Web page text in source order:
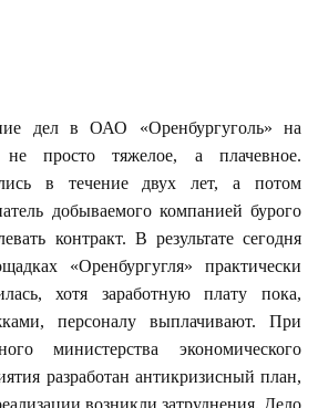
дел в ОАО «Оренбургуголь» на
просто тяжелое, а плачевное.
в течение двух лет, а потом
добываемого компанией бурого
контракт. В результате сегодня
«Оренбургугля» практически
хотя заработную плату пока,
персоналу выплачивают. При
министерства экономического
разработан антикризисный план,
возникли затруднения. Дело